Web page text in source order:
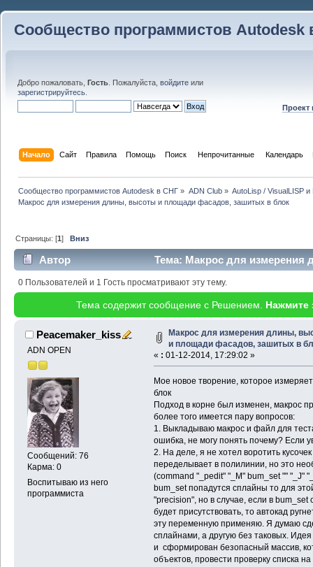
Сообщество программистов Autodesk
Добро пожаловать, Гость . Пожалуйста, войдите или
зарегистрируйтесь
Проект
Начало Сайт Правила Помощь Поиск Непрочитанные Календарь
Сообщество программистов Autodesk в СНГ » ADN Club» AutoLisp / VisualLISP и
Макрос для измерения длины, высоты и площади фасадов, зашитых в блок
Страницы: [1]Вниз
Автор
Тема: Макрос для
зашитых в блок (Прочитано 36891 раз)
0 Пользователей и 1 Гость просматривают эту тему.
Тема содержит сообщение с Решением. Нажмите
Peacemaker_kiss
ADN OPEN
Сообщений: 76
Карма: 0
Воспитываю из него
программиста
Макрос для измерения длины,
и площади фасадов, зашитых в
« : 01-12-2014, 17:29:02 »
Мое новое творение, которое
блок
Подход в корне был изменен, макрос
более того имеется пару вопросов:
1. Выкладываю макрос и файл для
ошибка, не могу понять почему? Если
2. На деле, я не хотел воротить
переделывает в полилинии, но это
(command "_pedit" "_M" bum_set "" "_J"
bum_set попадутся сплайны то для
"precision", но в случае, если в
будет присутствовать, то автокад
эту переменную применяю. Я думаю
сплайнами, а другую без таковых.
и сформирован безопасный массив,
объектов, провести проверку списка